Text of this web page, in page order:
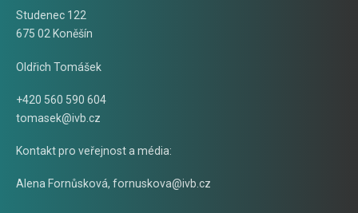
Studenec 122
675 02 Koněšín
Oldřich Tomášek
+420 560 590 604
tomasek@ivb.cz
Kontakt pro veřejnost a média:
Alena Fornůsková, fornuskova@ivb.cz